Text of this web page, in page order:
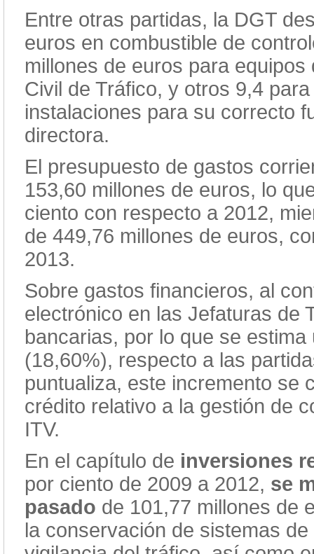
Entre otras partidas, la DGT
euros en combustible de
millones de euros para
Civil de Tráfico, y otros 9,4
instalaciones para su correcto
directora.
El presupuesto de gastos
153,60 millones de euros, lo
ciento con respecto a 2012,
de 449,76 millones de euros,
2013.
Sobre gastos financieros, al
electrónico en las Jefaturas de
bancarias, por lo que se
(18,60%), respecto a las
puntualiza, este incremento se
crédito relativo a la gestión de
ITV.
En el capítulo de inversiones
por ciento de 2009 a 2012, se
pasado de 101,77 millones de
la conservación de sistemas